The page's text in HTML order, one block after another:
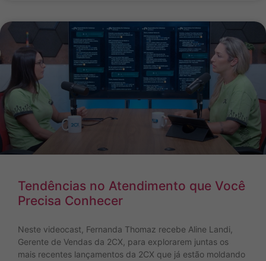
Tendências no Atendimento que Você
Precisa Conhecer
Neste videocast, Fernanda Thomaz recebe Aline Landi,
Gerente de Vendas da 2CX, para explorarem juntas os
mais recentes lançamentos da 2CX que já estão moldando